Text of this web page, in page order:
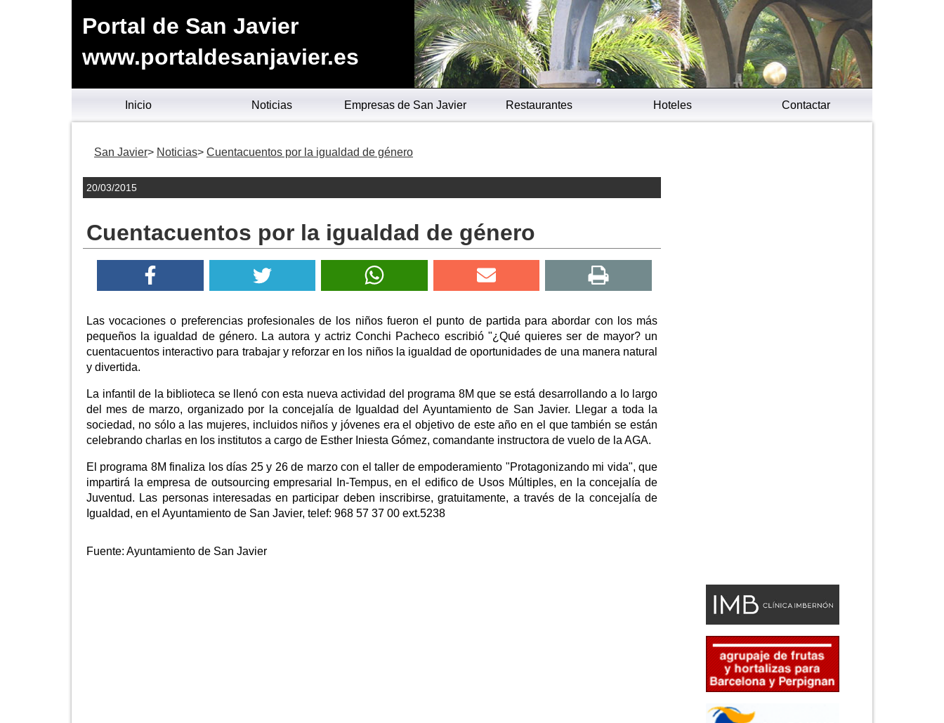
Portal de San Javier
www.portaldesanjavier.es
Inicio Noticias Empresas de San Javier Restaurantes Hoteles Contactar
San Javier Noticias Cuentacuentos por la igualdad de género
20/03/2015
Cuentacuentos por la igualdad de género
Las vocaciones o preferencias profesionales de los niños fueron el punto de partida para abordar con los más
pequeños la igualdad de género. La autora y actriz Conchi Pacheco escribió "¿Qué quieres ser de mayor? un
cuentacuentos interactivo para trabajar y reforzar en los niños la igualdad de oportunidades de una manera natural
y divertida.
La infantil de la biblioteca se llenó con esta nueva actividad del programa 8M que se está desarrollando a lo largo
del mes de marzo, organizado por la concejalía de Igualdad del Ayuntamiento de San Javier. Llegar a toda la
sociedad, no sólo a las mujeres, incluidos niños y jóvenes era el objetivo de este año en el que también se están
celebrando charlas en los institutos a cargo de Esther Iniesta Gómez, comandante instructora de vuelo de la AGA.
El programa 8M finaliza los días 25 y 26 de marzo con el taller de empoderamiento "Protagonizando mi vida", que
impartirá la empresa de outsourcing empresarial In-Tempus, en el edifico de Usos Múltiples, en la concejalía de
Juventud. Las personas interesadas en participar deben inscribirse, gratuitamente, a través de la concejalía de
Igualdad, en el Ayuntamiento de San Javier, telef: 968 57 37 00 ext.5238
Fuente: Ayuntamiento de San Javier